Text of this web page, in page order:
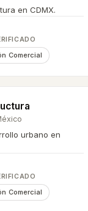
en CDMX.
Comercial
urbano en
Comercial